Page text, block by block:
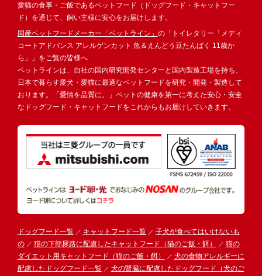
愛猫の食事・ご飯であるペットフード（ドッグフード・キャットフー
ド）を通じて、飼い主様に安心をお届けします。
国産ペットフードメーカー「ペットライン」 の「トイレタリー「メディ
コートアドバンス アレルゲンカット 魚＆えんどう豆たんぱく 11歳か
ら」」をご覧の皆様へ
ペットラインは、自社の国内研究開発センターと国内製造工場を持ち、
日本で暮らす愛犬・愛猫に最適なペットフードを研究・開発・製造して
おります。「愛情を品質に。」ペットの健康を第一に考えた安心・安全
なドッグフード・キャットフードをこれからもお届けしていきます。
ドッグフード一覧 キャットフード一覧
子犬が食べてはいけないも
の
猫の下部尿路に配慮したキャットフード（猫のご飯・餌）
猫の
ダイエット用キャットフード（猫のご飯・餌）
犬の食物アレルギーに
配慮したドッグフード一覧
犬の腎臓に配慮したドッグフード（犬のご